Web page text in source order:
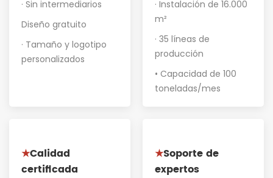
· Sin intermediarios
Diseño gratuito
· Tamaño y logotipo
personalizados
· Instalación de 16.000
m²
· 35 líneas de
producción
• Capacidad de 100
toneladas/mes
★Calidad
certificada
★Soporte de
expertos